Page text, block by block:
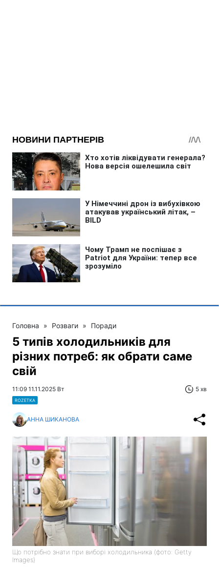
Головна » Розваги » Поради
5 типів холодильників для
різних потреб: як обрати саме
свій
11:09 11.11.2025 Вт 5 хв
ROZETKA
АННА ШИКАНОВА
Що потрібно знати при виборі холодильника (фото: Getty
Images)